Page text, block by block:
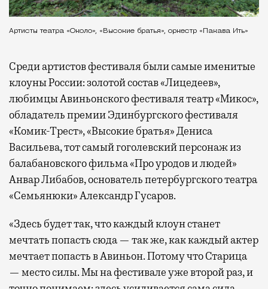
Артисты театра «Около», «Высокие братья», оркестр «Пакава Ить»
Среди артистов фестиваля были самые именитые
клоуны России: золотой состав «Лицедеев»,
любимцы Авиньонского фестиваля театр «Микос»,
обладатель премии Эдинбургского фестиваля
«Комик-Трест», «Высокие братья» Дениса
Васильева, тот самый гоголевский персонаж из
балабановского фильма «Про уродов и людей»
Анвар Либабов, основатель петербургского театра
«Семьянюки» Александр Гусаров.
«Здесь будет так, что каждый клоун станет
мечтать попасть сюда — так же, как каждый актер
мечтает попасть в Авиньон. Потому что Старица
— место силы. Мы на фестивале уже второй раз, и